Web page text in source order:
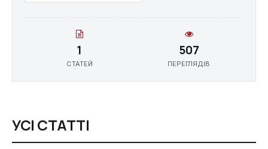
1
СТАТЕЙ
507
ПЕРЕГЛЯДІВ
УСІ СТАТТІ